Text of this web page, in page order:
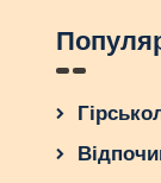
Для